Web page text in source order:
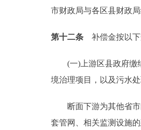
市财政局与各区县财政局
第十二条 补偿金按以下
(一)上游区县政府缴纳
境治理项目，以及污水
断面下游为其他省市
套管网、相关监测设施